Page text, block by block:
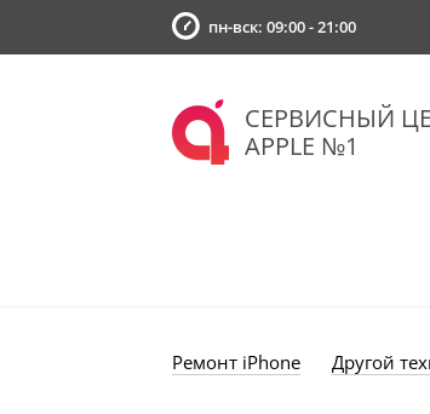
пн-вск: 09:00 - 21:00
СЕРВИСНЫЙ
APPLE №1
Ремонт iPhone Другой